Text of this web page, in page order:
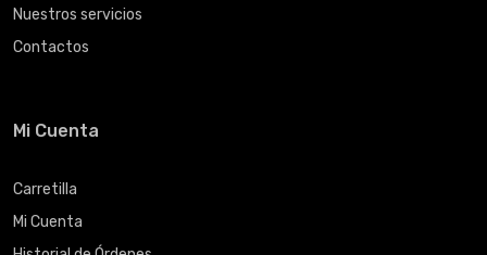
Nuestros servicios
Contactos
Mi Cuenta
Carretilla
Mi Cuenta